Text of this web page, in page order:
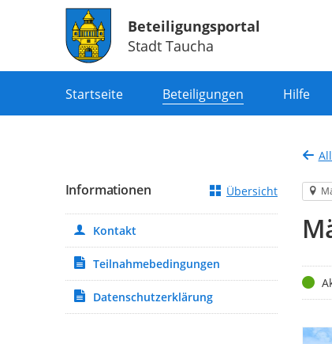
Beteiligungsportal
Stadt Taucha
Startseite Beteiligungen Hilfe
Informationen Übersicht
Kontakt
Teilnahmebedingungen
Datenschutzerklärung